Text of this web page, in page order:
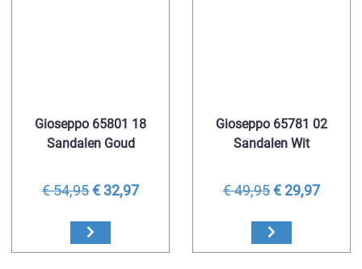
Gioseppo 65801 18
Sandalen Goud
€ 54,95€ 32,97
Gioseppo 65781 02
Sandalen Wit
€ 49,95€ 29,97